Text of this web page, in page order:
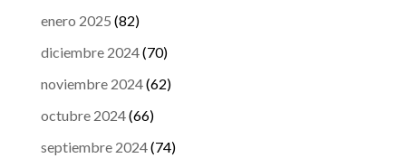
enero 2025 (82)
diciembre 2024(70)
noviembre 2024(62)
octubre 2024(66)
septiembre 2024(74)